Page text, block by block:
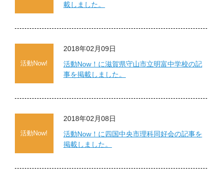
役員・評議員 公開情報
年報一覧 中谷財団レポート
大学院生奨学金
国際学生交流プログラ
ム
科学教育振興助成・
ログラム助成
その他情報
基本方針
アクセス よくあるご質問
サイトマップ
日本語
載しました。
活動Now!
2018年02月09日
活動Now！に滋賀県守山市立明富中学校の記
事を掲載しました。
活動Now!
2018年02月08日
活動Now！に四国中央市理科同好会の記事を
掲載しました。